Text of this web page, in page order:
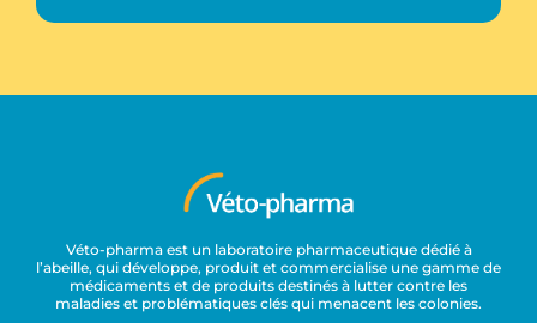
Véto-pharma est un laboratoire pharmaceutique dédié à
l’abeille, qui développe, produit et commercialise une gamme de
médicaments et de produits destinés à lutter contre les
maladies et problématiques clés qui menacent les colonies.